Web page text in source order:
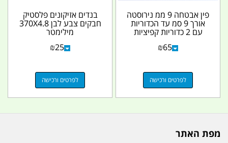
פין אבטחה 9 ממ נירוסטה
אורך 9 סמ עד הכדוריות
עם 2 כדוריות קפיציות
לחצן שחרור...
₪65
לפרטים ורכישה
בנדים אזיקונים פלסטיק
חבקים צבע לבן 370X4.8
מילימטר
₪25
לפרטים ורכישה
מפת האתר